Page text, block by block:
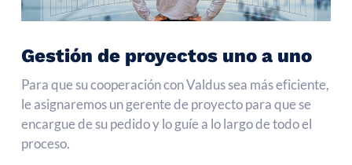
Gestión de proyectos uno a uno
Para que su cooperación con Valdus sea más eficiente,
le asignaremos un gerente de proyecto para que se
encargue de su pedido y lo guíe a lo largo de todo el
proceso.